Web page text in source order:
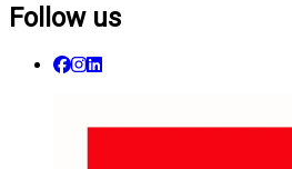
Follow us